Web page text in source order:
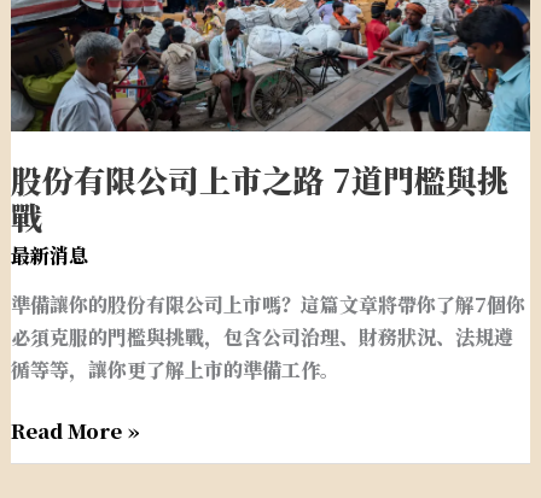
股份有限公司上市之路 7道門檻與挑
戰
最新消息
準備讓你的股份有限公司上市嗎？這篇文章將帶你了解7個你
必須克服的門檻與挑戰，包含公司治理、財務狀況、法規遵
循等等，讓你更了解上市的準備工作。
司
上
市
之
7
道
門
與
挑
戰
Read More »